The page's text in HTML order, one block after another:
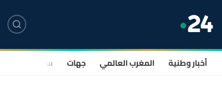
أخبار وطنية المغرب العالمي جهات سياسة